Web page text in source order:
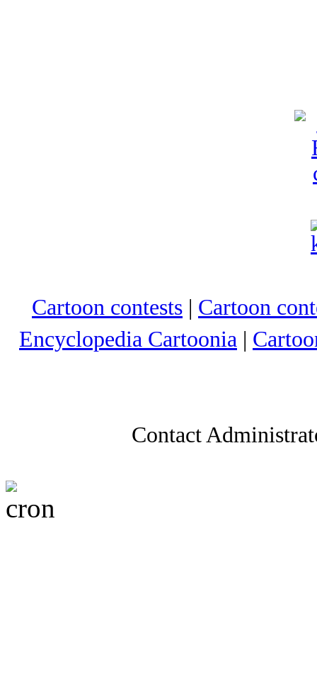
Cartoon contests | Cartoon
Encyclopedia Cartoonia |
Contact